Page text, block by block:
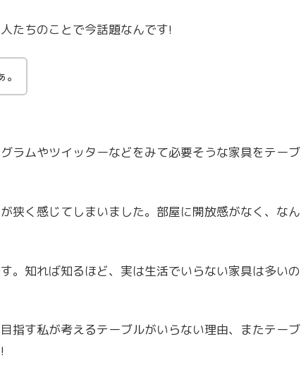
たちのことで今話題なんです!
ラムやツイッターなどをみて必要そうな家具をテーブ
狭く感じてしまいました。部屋に開放感がなく、なん
。知れば知るほど、実は生活でいらない家具は多いの
指す私が考えるテーブルがいらない理由、またテーブ